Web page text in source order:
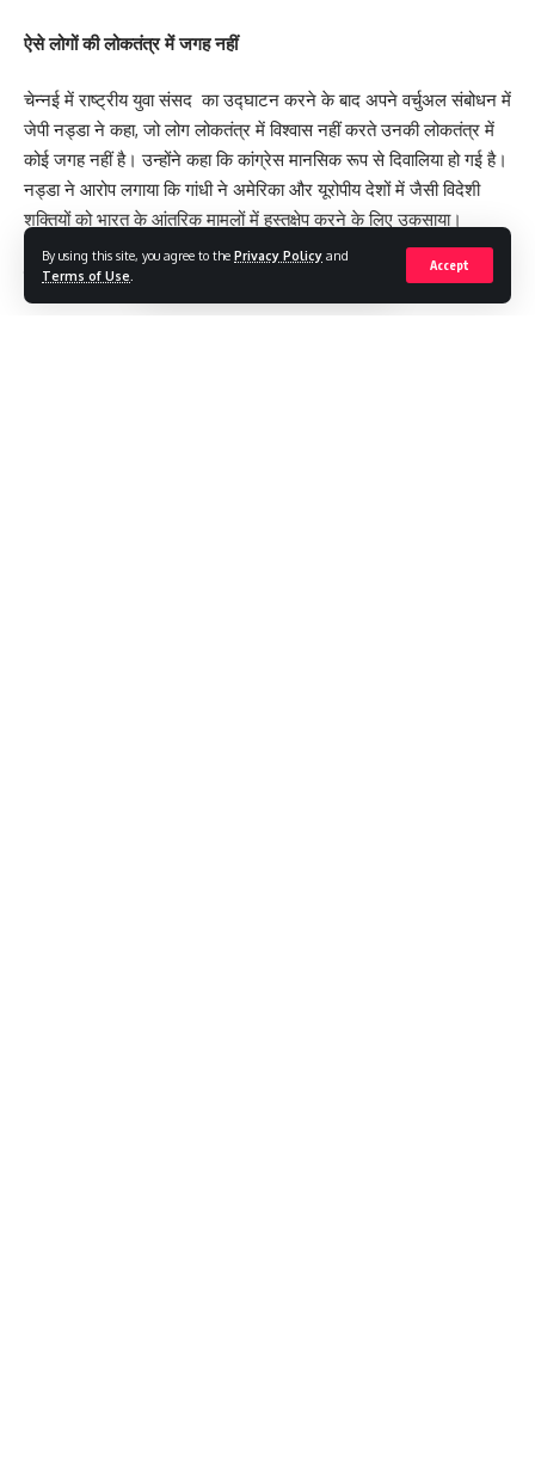
By using this site, you agree to the Privacy Policy and
Terms of Use
Accept
ऐसे लोगों की लोकतंत्र में जगह नहीं
चेन्नई में राष्ट्रीय युवा संसद का उद्घाटन करने के बाद अपने वर्चुअल संबोधन में
जेपी नड्डा ने कहा, जो लोग लोकतंत्र में विश्वास नहीं करते उनकी लोकतंत्र में
कोई जगह नहीं है। उन्होंने कहा कि कांग्रेस मानसिक रूप से दिवालिया हो गई है।
नड्डा ने आरोप लगाया कि गांधी ने अमेरिका और यूरोपीय देशों में जैसी विदेशी
शक्तियों को भारत के आंतरिक मामलों में हस्तक्षेप करने के लिए उकसाया।
राहुल गांधी ने लोकतंत्र की सारी हदें पार की